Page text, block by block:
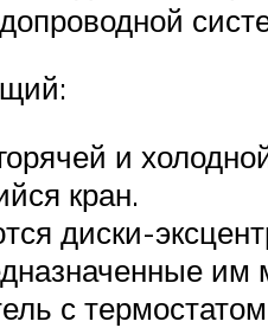
и
кран.
диски-
им
с